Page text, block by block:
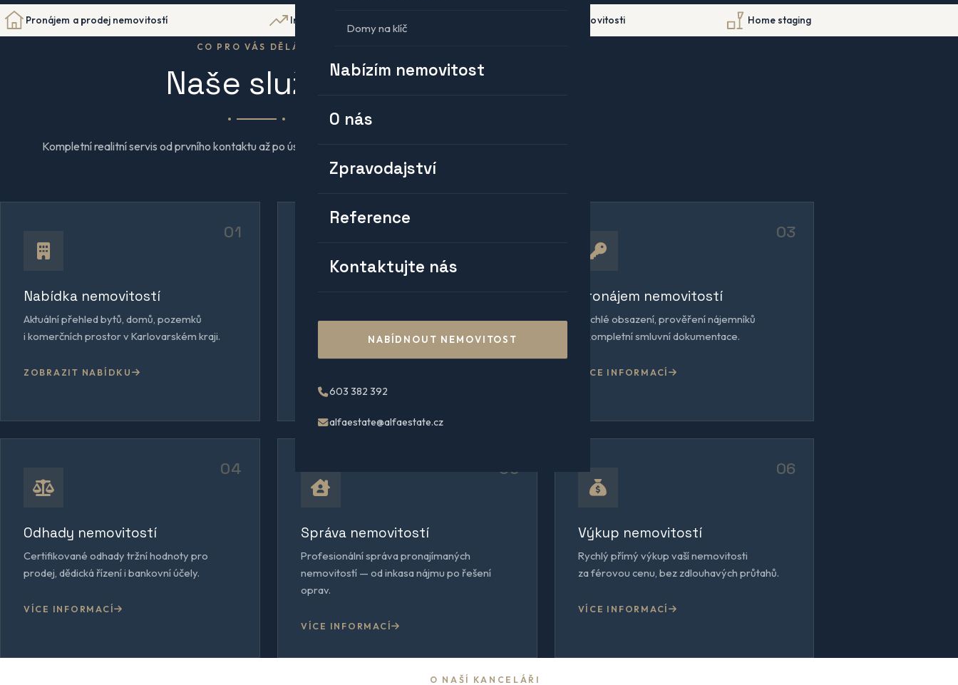
Domy na klíč
Nabízím nemovitost
O nás
Zpravodajství
Reference
Kontaktujte nás
NABÍDNOUT NEMOVITOST
603 382 392
alfaestate@alfaestate.cz
Pronájem a prodej nemovitostí Investice do nemovitostí Komerční nemovitosti Home staging
CO PRO VÁS DĚLÁME
Naše služby
Kompletní realitní servis od prvního kontaktu až po úspěšné předání nemovitosti
01
Nabídka nemovitostí
Aktuální přehled bytů, domů, pozemků
i komerčních prostor v Karlovarském kraji.
ZOBRAZIT NABÍDKU
Individuální strategie, profesionální
prezentace a právní servis pro maximální
VÍCE INFORMACÍ
03
Pronájem nemovitostí
Rychlé obsazení, prověření nájemníků
a kompletní smluvní dokumentace.
VÍCE INFORMACÍ
04
Odhady nemovitostí
Certifikované odhady tržní hodnoty pro
prodej, dědická řízení i bankovní účely.
VÍCE INFORMACÍ
05
Správa nemovitostí
Profesionální správa pronajímaných
nemovitostí — od inkasa nájmu po řešení
oprav.
VÍCE INFORMACÍ
06
Výkup nemovitostí
Rychlý přímý výkup vaší nemovitosti
za férovou cenu, bez zdlouhavých průtahů.
VÍCE INFORMACÍ
O NAŠÍ KANCELÁŘI